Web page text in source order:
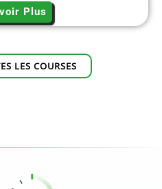
Plus
LES COURSES